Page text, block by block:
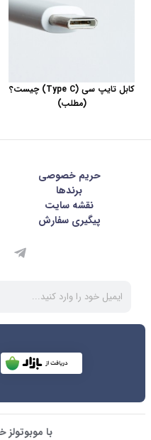
کابل تایپ سی (Type C) چیست؟
(مطلب)
حریم خصوصی
برندها
نقشه سایت
پیگیری سفارش
با